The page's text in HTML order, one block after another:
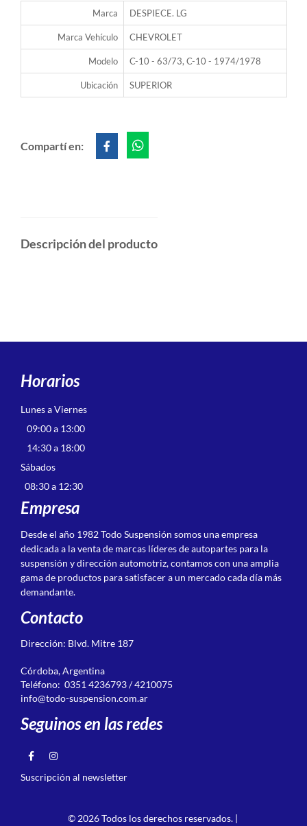
Marca DESPIECE. LG
Marca Vehículo CHEVROLET
Modelo C-10 - 63/73, C-10 - 1974/1978
Ubicación SUPERIOR
Compartí en:
Descripción del producto
Horarios
Lunes a Viernes
09:00 a 13:00
14:30 a 18:00
Sábados
08:30 a 12:30
Empresa
Desde el año 1982 Todo Suspensión somos una empresa
dedicada a la venta de marcas líderes de autopartes para la
suspensión y dirección automotriz, contamos con una amplia
gama de productos para satisfacer a un mercado cada día más
demandante.
Contacto
Dirección: Blvd. Mitre 187
Córdoba, Argentina
Teléfono: 0351 4236793 / 4210075
info@todo-suspension.com.ar
Seguinos en las redes
Suscripción al newsletter
© 2026 Todos los derechos reservados. |